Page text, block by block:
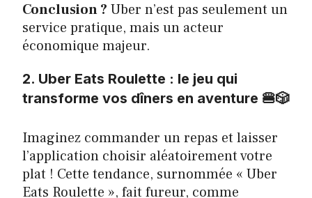
Conclusion ? Uber n’est pas seulement un
service pratique, mais un acteur
économique majeur.
2. Uber Eats Roulette : le jeu qui
transforme vos dîners en aventure 🍔🎲
Imaginez commander un repas et laisser
l’application choisir aléatoirement votre
plat ! Cette tendance, surnommée « Uber
Eats Roulette », fait fureur, comme